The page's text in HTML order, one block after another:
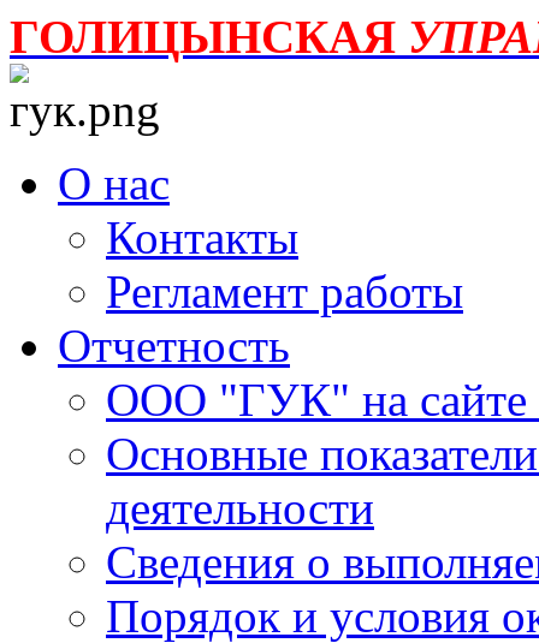
ГОЛИЦЫНСКАЯ
О нас
Контакты
Регламент работы
Отчетность
ООО "ГУК" на
Основные
деятельности
Сведения о
Порядок и условия